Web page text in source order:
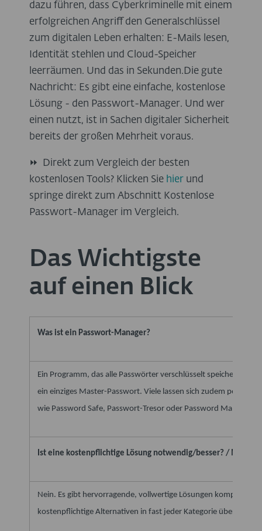
dazu führen, dass Cyberkriminelle mit einem
erfolgreichen Angriff den Generalschlüssel
zum digitalen Leben erhalten: E-Mails lesen,
Identität stehlen und Cloud-Speicher
leerräumen. Und das in Sekunden.Die gute
Nachricht: Es gibt eine einfache, kostenlose
Lösung - den Passwort-Manager. Und wer
einen nutzt, ist in Sachen digitaler Sicherheit
bereits der großen Mehrheit voraus.
⏩ Direkt zum Vergleich der besten
kostenlosen Tools? Klicken Sie hier und
springe direkt zum Abschnitt Kostenlose
Passwort-Manager im Vergleich.
Das Wichtigste
auf einen Blick
Was ist ein Passwort-Manager?
Ein Programm, das alle Passwörter verschlüsselt speichert.
ein einziges Master-Passwort. Viele lassen sich zudem per
wie Password Safe, Passwort-Tresor oder Password Manager
Ist eine kostenpflichtige Lösung notwendig/besser? / Muss
Nein. Es gibt hervorragende, vollwertige Lösungen komplett
kostenpflichtige Alternativen in fast jeder Kategorie übertreffen.